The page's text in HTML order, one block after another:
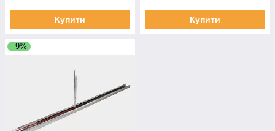
Купити Купити
–9%